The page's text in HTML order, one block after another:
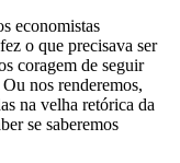
economistas
o que precisava ser
coragem de seguir
nos renderemos,
na velha retórica da
se saberemos